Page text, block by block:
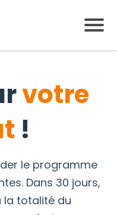
votre
!
le programme
Dans 30 jours,
la totalité du